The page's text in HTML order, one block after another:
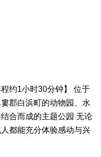
约1小时30分钟】 位于
郡白浜町的动物园、水
合而成的主题公园 无论
都能充分体验感动与兴